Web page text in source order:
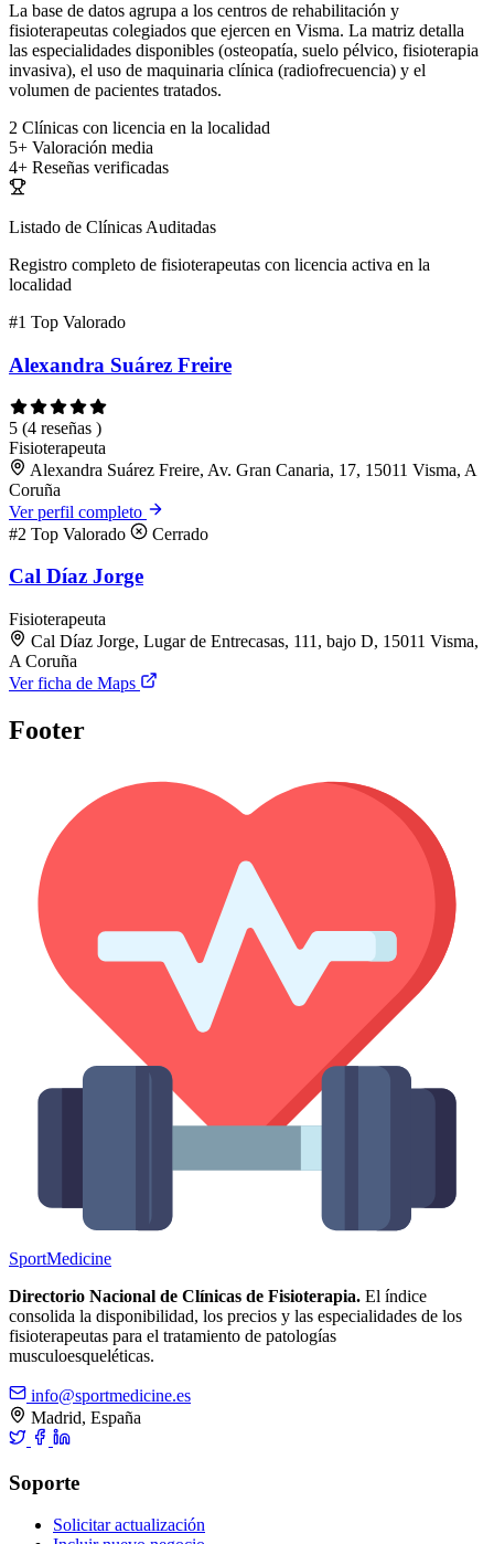
La base de datos agrupa a los centros de rehabilitación y
fisioterapeutas colegiados que ejercen en Visma. La matriz detalla
las especialidades disponibles (osteopatía, suelo pélvico, fisioterapia
invasiva), el uso de maquinaria clínica (radiofrecuencia) y el
volumen de pacientes tratados.
2 Clínicas con licencia en la localidad
5+ Valoración media
4+ Reseñas verificadas
Listado de Clínicas Auditadas
Registro completo de fisioterapeutas con licencia activa en la
localidad
#1 Top Valorado
Alexandra Suárez Freire
5 (4 reseñas )
Fisioterapeuta
Alexandra Suárez Freire, Av. Gran Canaria, 17, 15011 Visma, A
Coruña
Ver perfil completo
#2 Top Valorado Cerrado
Cal Díaz Jorge
Fisioterapeuta
Cal Díaz Jorge, Lugar de Entrecasas, 111, bajo D, 15011 Visma,
A Coruña
Ver ficha de Maps
Footer
SportMedicine
Directorio Nacional de Clínicas de Fisioterapia. El índice
consolida la disponibilidad, los precios y las especialidades de los
fisioterapeutas para el tratamiento de patologías
musculoesqueléticas.
info@sportmedicine.es
Madrid, España
Soporte
Solicitar actualización